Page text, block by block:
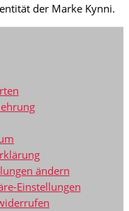
der Marke Kynni.
ändern
Einstellungen